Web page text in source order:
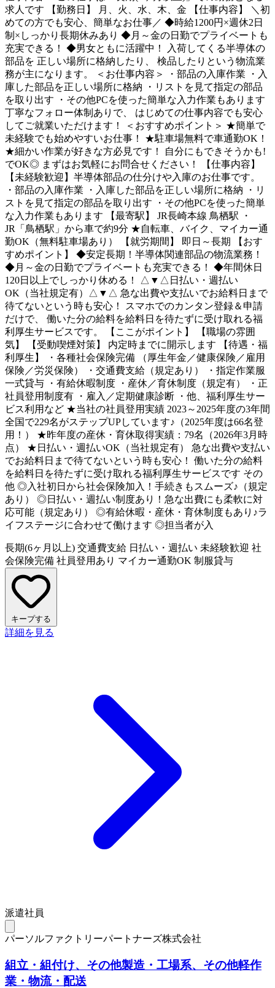
求人です 【勤務日】 月、火、水、木、金 【仕事内容】 ＼初
めての方でも安心、簡単なお仕事／ ◆時給1200円×週休2日
制×しっかり長期休みあり ◆月～金の日勤でプライベートも
充実できる！ ◆男女ともに活躍中！ 入荷してくる半導体の
部品を 正しい場所に格納したり、 検品したりという物流業
務が主になります。 ＜お仕事内容＞ ・部品の入庫作業 ・入
庫した部品を正しい場所に格納 ・リストを見て指定の部品
を取り出す ・その他PCを使った簡単な入力作業もあります
丁寧なフォロー体制ありで、 はじめての仕事内容でも安心
してご就業いただけます！ ＜おすすめポイント＞ ★簡単で
未経験でも始めやすいお仕事！ ★駐車場無料で車通勤OK！
★細かい作業が好きな方必見です！ 自分にもできそうかも!
でOK◎ まずはお気軽にお問合せください！ 【仕事内容】
【未経験歓迎】半導体部品の仕分けや入庫のお仕事です。
・部品の入庫作業 ・入庫した部品を正しい場所に格納 ・リ
ストを見て指定の部品を取り出す ・その他PCを使った簡単
な入力作業もあります 【最寄駅】 JR長崎本線 鳥栖駅 ・
JR「鳥栖駅」から車で約9分 ★自転車、バイク、マイカー通
勤OK（無料駐車場あり） 【就労期間】 即日～長期 【おす
すめポイント】 ◆安定長期！半導体関連部品の物流業務！
◆月～金の日勤でプライベートも充実できる！ ◆年間休日
120日以上でしっかり休める！ △▼△日払い・週払い
OK（当社規定有）△▼△ 急な出費や支払いでお給料日まで
待てないという時も安心！ スマホでのカンタン登録＆申請
だけで、 働いた分の給料を給料日を待たずに受け取れる福
利厚生サービスです。 【ここがポイント】 【職場の雰囲
気】 【受動喫煙対策】 内定時までに開示します 【待遇・福
利厚生】 ・各種社会保険完備 （厚生年金／健康保険／雇用
保険／労災保険） ・交通費支給（規定あり） ・指定作業服
一式貸与 ・有給休暇制度 ・産休／育休制度（規定有） ・正
社員登用制度有 ・雇入／定期健康診断 ・他、福利厚生サー
ビス利用など ★当社の社員登用実績 2023～2025年度の3年間
全国で229名がステップUPしています♪（2025年度は66名登
用！） ★昨年度の産休・育休取得実績：79名（2026年3月時
点） ★日払い・週払いOK（当社規定有） 急な出費や支払い
でお給料日まで待てないという時も安心！ 働いた分の給料
を給料日を待たずに受け取れる福利厚生サービスです その
他 ◎入社初日から社会保険加入！手続きもスムーズ♪（規定
あり） ◎日払い・週払い制度あり！急な出費にも柔軟に対
応可能（規定あり） ◎有給休暇・産休・育休制度もあり♪ラ
イフステージに合わせて働けます ◎担当者が入
長期(6ヶ月以上) 交通費支給 日払い・週払い 未経験歓迎 社
会保険完備 社員登用あり マイカー通勤OK 制服貸与
キープする
詳細を見る
派遣社員
パーソルファクトリーパートナーズ株式会社
組立・組付け、その他製造・工場系、その他軽作
業・物流・配送